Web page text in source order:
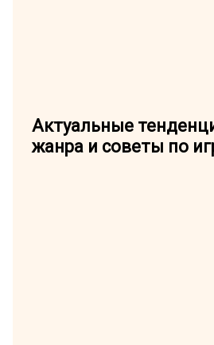
Актуальные
жанра и советы по